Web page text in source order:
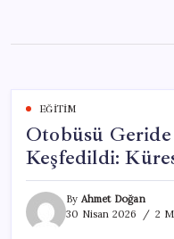
content
EĞITIM
Otobüsü Geride
Keşfedildi:
By Ahmet Doğan
30 Nisan 2026
2